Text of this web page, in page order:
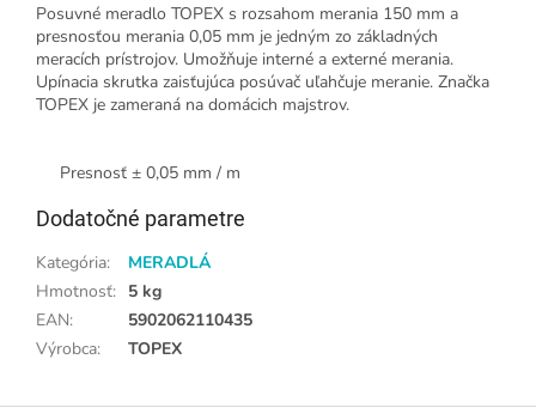
Posuvné meradlo TOPEX s rozsahom merania 150 mm a
presnosťou merania 0,05 mm je jedným zo základných
meracích prístrojov. Umožňuje interné a externé merania.
Upínacia skrutka zaisťujúca posúvač uľahčuje meranie. Značka
TOPEX je zameraná na domácich majstrov.
Presnosť ± 0,05 mm / m
Dodatočné parametre
Kategória:
MERADLÁ
Hmotnosť: 5 kg
EAN:
5902062110435
Výrobca: TOPEX